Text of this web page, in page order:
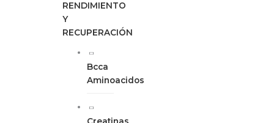
RENDIMIENTO
Y
RECUPERACIÓN
Bcca
Aminoacidos